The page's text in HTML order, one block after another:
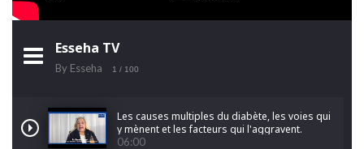
Esseha TV
By Esseha 1 / 100
Les causes multiples du diabète, les voies qui
y mènent et les facteurs qui l'aggravent.
06:00